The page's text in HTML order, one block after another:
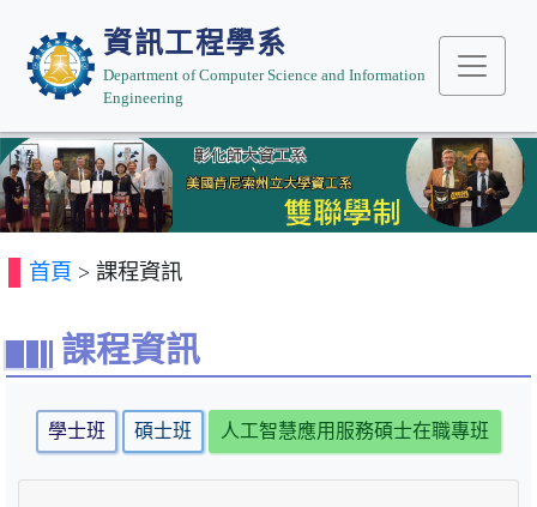
資訊工程學系
Department of Computer Science and Information
Engineering
Previous Next
首頁 > 課程資訊
課程資訊
學士班 碩士班 人工智慧應用服務碩士在職專班